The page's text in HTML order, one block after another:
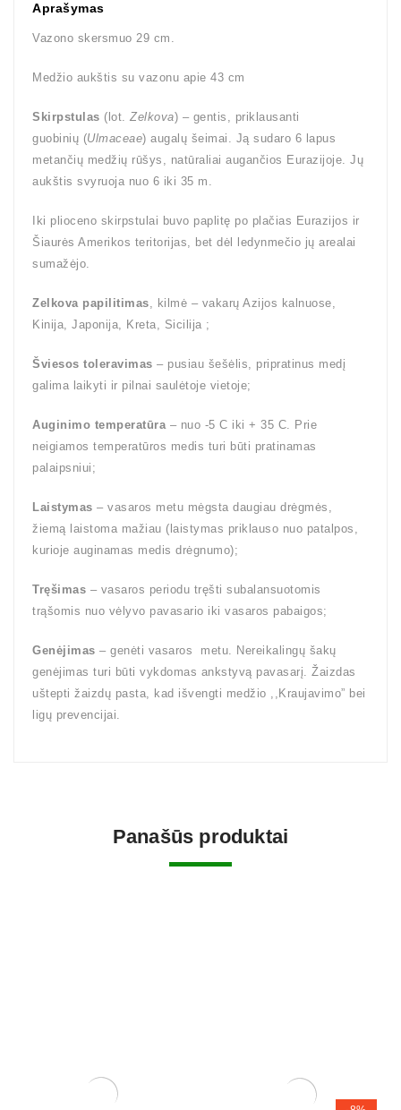
Aprašymas
Vazono skersmuo 29 cm.
Medžio aukštis su vazonu apie 43 cm
Skirpstulas (lot. Zelkova) – gentis, priklausanti
guobinių (Ulmaceae) augalų šeimai. Ją sudaro 6 lapus
metančių medžių rūšys, natūraliai augančios Eurazijoje. Jų
aukštis svyruoja nuo 6 iki 35 m.
Iki plioceno skirpstulai buvo paplitę po plačias Eurazijos ir
Šiaurės Amerikos teritorijas, bet dėl ledynmečio jų arealai
sumažėjo.
Zelkova papilitimas, kilmė – vakarų Azijos kalnuose,
Kinija, Japonija, Kreta, Sicilija ;
Šviesos toleravimas – pusiau šešėlis, pripratinus medį
galima laikyti ir pilnai saulėtoje vietoje;
Auginimo temperatūra– nuo -5 C iki + 35 C. Prie
neigiamos temperatūros medis turi būti pratinamas
palaipsniui;
Laistymas – vasaros metu mėgsta daugiau drėgmės,
žiemą laistoma mažiau (laistymas priklauso nuo patalpos,
kurioje auginamas medis drėgnumo);
Tręšimas – vasaros periodu tręšti subalansuotomis
trąšomis nuo vėlyvo pavasario iki vasaros pabaigos;
Genėjimas – genėti vasaros metu. Nereikalingų šakų
genėjimas turi būti vykdomas ankstyvą pavasarį. Žaizdas
uštepti žaizdų pasta, kad išvengti medžio ,,Kraujavimo” bei
ligų prevencijai.
Panašūs produktai